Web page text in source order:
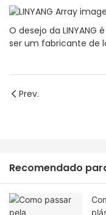
O desejo da
ser um fabricante de
Prev.
Recomendado